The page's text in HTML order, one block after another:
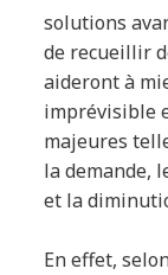
solutions
de recueillir
aideront à
imprévisible
majeures
la demande,
et la
En effet,